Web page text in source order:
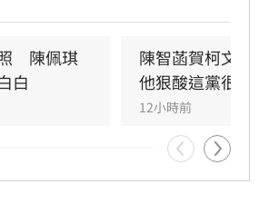
僅是直覺動作，網友的酸言酸
　陳佩琪
白
陳智菡賀柯文
他狠酸這黨很奇
12小時前